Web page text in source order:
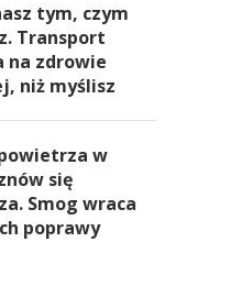
tym, czym
Transport
na zdrowie
niż myślisz
w
się
Smog wraca
poprawy